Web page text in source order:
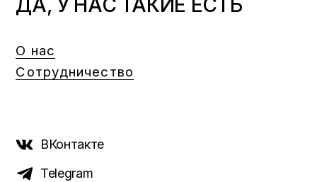
О нас
Сотрудничество
ВКонтакте
Telegram